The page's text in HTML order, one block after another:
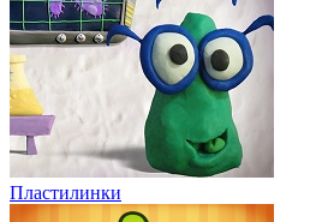
Пластилинки